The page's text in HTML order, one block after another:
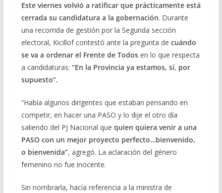
Este viernes volvió a ratificar que prácticamente está
cerrada su candidatura a la gobernación. Durante
una recorrida de gestión por la Segunda sección
electoral, Kicillof contestó ante la pregunta de cuándo
se va a ordenar el Frente de Todosen lo que respecta
a candidaturas: “En la Provincia ya estamos, sí, por
supuesto”.
“Había algunos dirigentes que estaban pensando en
competir, en hacer una PASO y lo dije el otro día
saliendo del PJ Nacional que quien quiera venir a una
PASO con un mejor proyecto perfecto…bienvenido,
o bienvenida”, agregó. La aclaración del género
femenino no fue inocente.
Sin nombrarla, hacía referencia a la ministra de